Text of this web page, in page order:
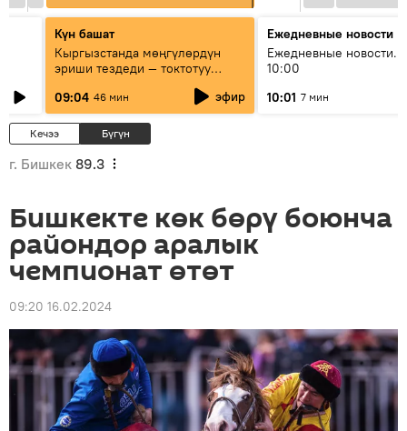
Күн башат
Кыргызстанда мөңгүлөрдүн
эриши тездеди — токтотуу
09:04 46 мин эфир
Ежедневные новости
Ежедневные новости.
10:00
10:01 7 мин
Кечээ Бүгүн
г. Бишкек 89.3
Бишкекте көк бөрү боюнча
райондор аралык
чемпионат өтөт
09:20 16.02.2024